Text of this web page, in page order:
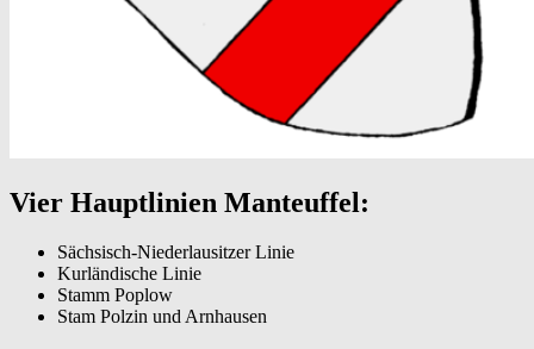
Vier Hauptlinien Manteuffel:
Sächsisch-Niederlausitzer Linie
Kurländische Linie
Stamm Poplow
Stam Polzin und Arnhausen